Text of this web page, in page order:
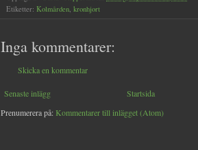
Etiketter: Kolmården, kronhjort
Inga kommentarer:
Skicka en kommentar
Senaste inlägg
Startsida
Prenumerera på: Kommentarer till inlägget (Atom)